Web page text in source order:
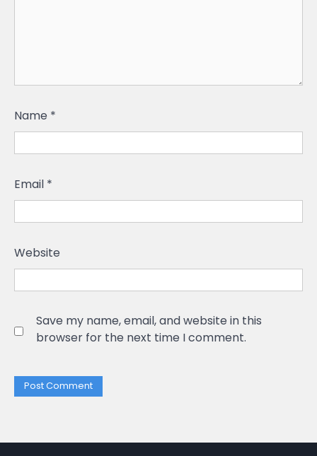
Name *
Email *
Website
Save my name, email, and website in this
browser for the next time I comment.